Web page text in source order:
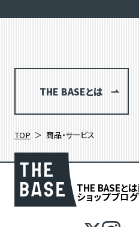
THE BASEとは
TOP 商品・サービス
THE BASEとは
ショップブログ